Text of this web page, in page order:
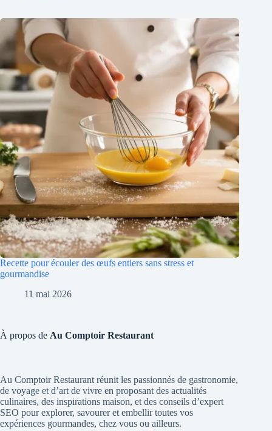
Recette pour écouler des œufs entiers sans stress et
gourmandise
11 mai 2026
À propos de Au Comptoir Restaurant
Au Comptoir Restaurant réunit les passionnés de gastronomie,
de voyage et d’art de vivre en proposant des actualités
culinaires, des inspirations maison, et des conseils d’expert
SEO pour explorer, savourer et embellir toutes vos
expériences gourmandes, chez vous ou ailleurs.